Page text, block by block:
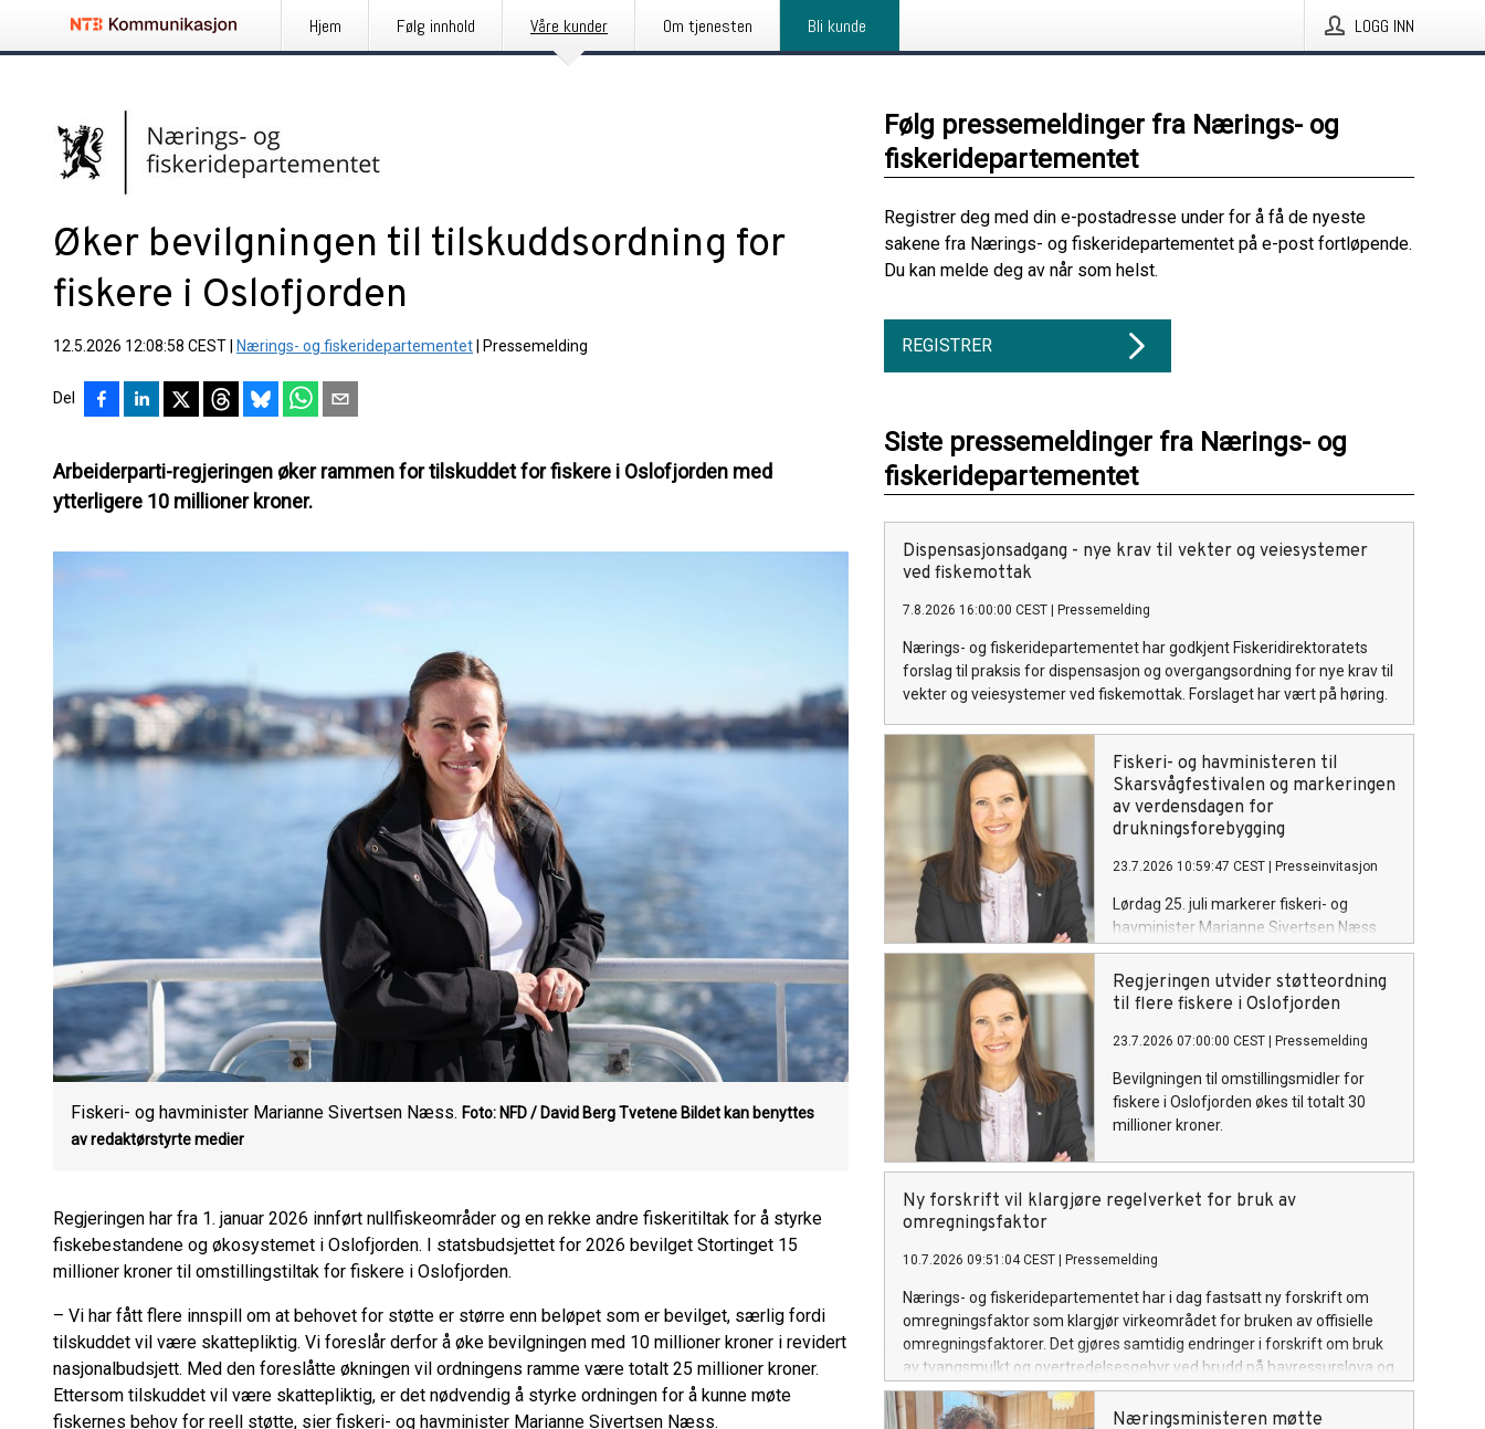
Hjem Følg innhold Våre kunder Om tjenesten Bli kunde LOGG INN
Øker bevilgningen til tilskuddsordning for
fiskere i Oslofjorden
12.5.2026 12:08:58 CEST Nærings- og fiskeridepartementet Pressemelding
Del
Arbeiderparti-regjeringen øker rammen for tilskuddet for fiskere i Oslofjorden med
ytterligere 10 millioner kroner.
Fiskeri- og havminister Marianne Sivertsen Næss. Foto: NFD / David Berg Tvetene Bildet kan benyttes
av redaktørstyrte medier
Regjeringen har fra 1. januar 2026 innført nullfiskeområder og en rekke andre fiskeritiltak for å styrke
fiskebestandene og økosystemet i Oslofjorden. I statsbudsjettet for 2026 bevilget Stortinget 15
millioner kroner til omstillingstiltak for fiskere i Oslofjorden.
– Vi har fått flere innspill om at behovet for støtte er større enn beløpet som er bevilget, særlig fordi
tilskuddet vil være skattepliktig. Vi foreslår derfor å øke bevilgningen med 10 millioner kroner i revidert
nasjonalbudsjett. Med den foreslåtte økningen vil ordningens ramme være totalt 25 millioner kroner.
Ettersom tilskuddet vil være skattepliktig, er det nødvendig å styrke ordningen for å kunne møte
fiskernes behov for reell støtte, sier fiskeri- og havminister Marianne Sivertsen Næss.
Følg pressemeldinger fra Nærings- og
fiskeridepartementet
Registrer deg med din e-postadresse under for å få de nyeste
sakene fra Nærings- og fiskeridepartementet på e-post fortløpende.
Du kan melde deg av når som helst.
REGISTRER
Siste pressemeldinger fra Nærings- og
fiskeridepartementet
Dispensasjonsadgang - nye krav til vekter og veiesystemer
ved fiskemottak
7.8.2026 16:00:00 CEST Pressemelding
Nærings- og fiskeridepartementet har godkjent Fiskeridirektoratets
forslag til praksis for dispensasjon og overgangsordning for nye krav til
vekter og veiesystemer ved fiskemottak. Forslaget har vært på høring.
Fiskeri- og havministeren til
Skarsvågfestivalen og markeringen
av verdensdagen for
drukningsforebygging
23.7.2026 10:59:47 CEST Presseinvitasjon
Lørdag 25. juli markerer fiskeri- og
havminister Marianne Sivertsen Næss
FNs verdensdag for forebygging av
drukning i Skarsvåg, verdens nordligste
fiskevær.
Regjeringen utvider støtteordning
til flere fiskere i Oslofjorden
23.7.2026 07:00:00 CEST Pressemelding
Bevilgningen til omstillingsmidler for
fiskere i Oslofjorden økes til totalt 30
millioner kroner.
Ny forskrift vil klargjøre regelverket for bruk av
omregningsfaktor
10.7.2026 09:51:04 CEST Pressemelding
Nærings- og fiskeridepartementet har i dag fastsatt ny forskrift om
omregningsfaktor som klargjør virkeområdet for bruken av offisielle
omregningsfaktorer. Det gjøres samtidig endringer i forskrift om bruk
av tvangsmulkt og overtredelsesgebyr ved brudd på havressurslova og
deltakerloven, i tråd med sanksjonsreglene i den nye forskriften.
Næringsministeren møtte